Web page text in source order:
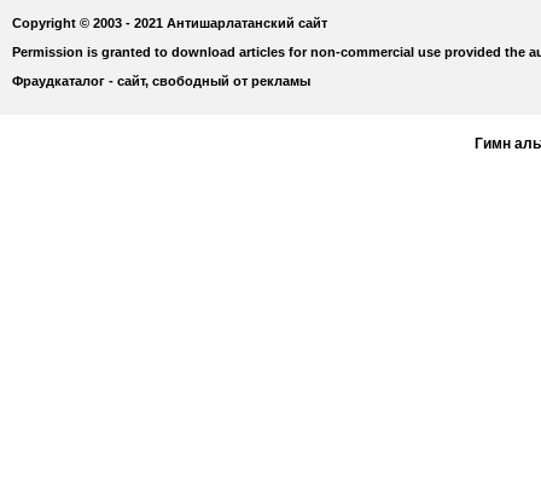
Copyright © 2003 - 2021 Антишарлатанский сайт
Permission is granted to download articles for non-commercial use provided the
Фраудкаталог - сайт, свободный от рекламы
Гимн